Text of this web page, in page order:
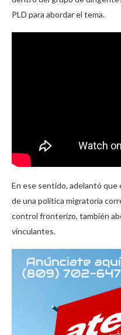
PLD para abordar el tema.
En ese sentido, adelantó que
de una política migratoria
control fronterizo, también
vinculantes.